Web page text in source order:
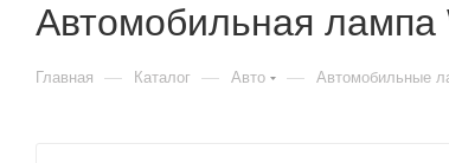
Автомобильная лампа
Главная — Каталог — Авто — Автомобильные